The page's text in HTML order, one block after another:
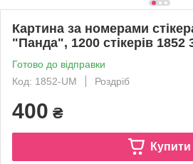
Картина за номерами
"Панда", 1200 стікерів 1852
Готово до відправки
Код: 1852-UM
Роздріб
400 ₴
Купити